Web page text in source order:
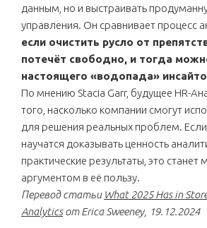
данным, но и выстраивать
управления. Он сравнивает процесс
если очистить русло от
потечёт свободно, и тогда
настоящего «водопада»
По мнению Stacia Garr, будущее HR-
того, насколько компании смогут
для решения реальных проблем.
научатся доказывать ценность
практические результаты, это
аргументом в её пользу.
Перевод статьи What 2025 Has in
Analyticsот Erica Sweeney, 19.12.2024